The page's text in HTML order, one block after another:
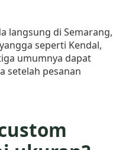
langsung di Semarang,
seperti Kendal,
umumnya dapat
setelah pesanan